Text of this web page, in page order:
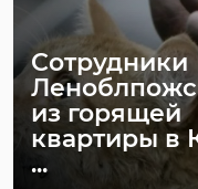
Сотрудники
из горящей
квартиры в
...